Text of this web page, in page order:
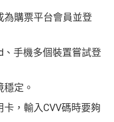
為購票平台會員並登
手機多個裝置嘗試登
定。
，輸入CVV碼時要夠